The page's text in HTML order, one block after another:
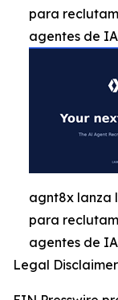
para
agentes de IA
agnt8x lanza
para
agentes de IA
Legal